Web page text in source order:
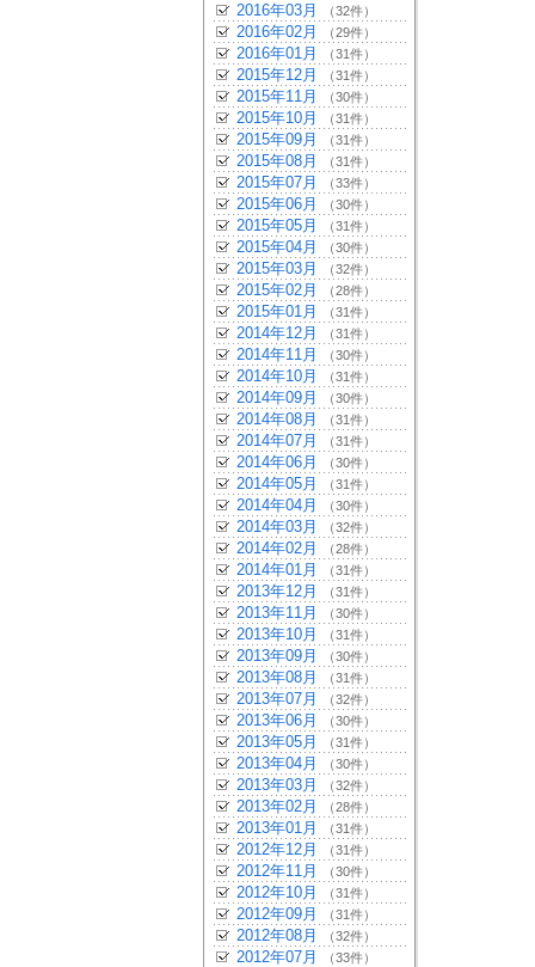
2016年03月 （32件）
2016年02月 （29件）
2016年01月 （31件）
2015年12月 （31件）
2015年11月 （30件）
2015年10月 （31件）
2015年09月 （31件）
2015年08月 （31件）
2015年07月 （33件）
2015年06月 （30件）
2015年05月 （31件）
2015年04月 （30件）
2015年03月 （32件）
2015年02月 （28件）
2015年01月 （31件）
2014年12月 （31件）
2014年11月 （30件）
2014年10月 （31件）
2014年09月 （30件）
2014年08月 （31件）
2014年07月 （31件）
2014年06月 （30件）
2014年05月 （31件）
2014年04月 （30件）
2014年03月 （32件）
2014年02月 （28件）
2014年01月 （31件）
2013年12月 （31件）
2013年11月 （30件）
2013年10月 （31件）
2013年09月 （30件）
2013年08月 （31件）
2013年07月 （32件）
2013年06月 （30件）
2013年05月 （31件）
2013年04月 （30件）
2013年03月 （32件）
2013年02月 （28件）
2013年01月 （31件）
2012年12月 （31件）
2012年11月 （30件）
2012年10月 （31件）
2012年09月 （31件）
2012年08月 （32件）
2012年07月 （33件）